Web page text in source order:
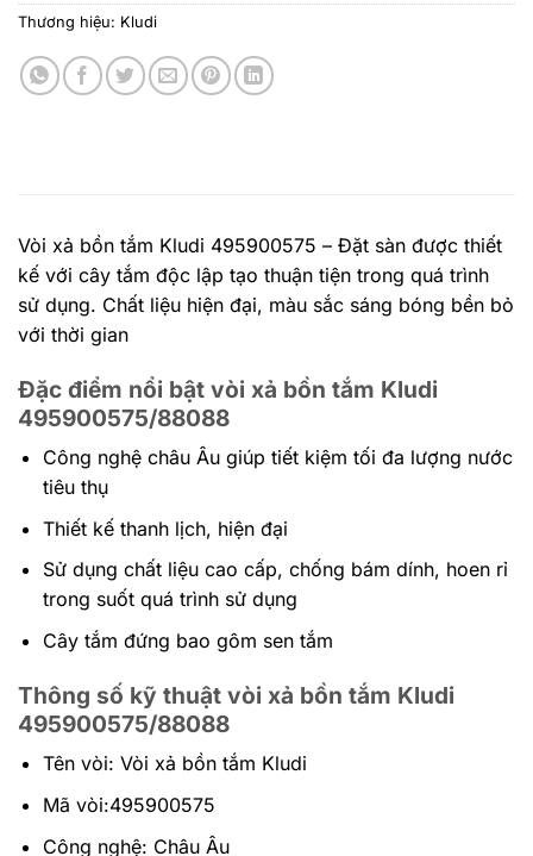
Thương hiệu: Kludi
Vòi xả bồn tắm Kludi 495900575 – Đặt sàn được thiết
kế với cây tắm độc lập tạo thuận tiện trong quá trình
sử dụng. Chất liệu hiện đại, màu sắc sáng bóng bền bỏ
với thời gian
Đặc điểm nổi bật vòi xả bồn tắm Kludi
495900575/88088
Công nghệ châu Âu giúp tiết kiệm tối đa lượng nước
tiêu thụ
Thiết kế thanh lịch, hiện đại
Sử dụng chất liệu cao cấp, chống bám dính, hoen rỉ
trong suốt quá trình sử dụng
Cây tắm đứng bao gôm sen tắm
Thông số kỹ thuật vòi xả bồn tắm Kludi
495900575/88088
Tên vòi: Vòi xả bồn tắm Kludi
Mã vòi:495900575
Công nghệ: Châu Âu